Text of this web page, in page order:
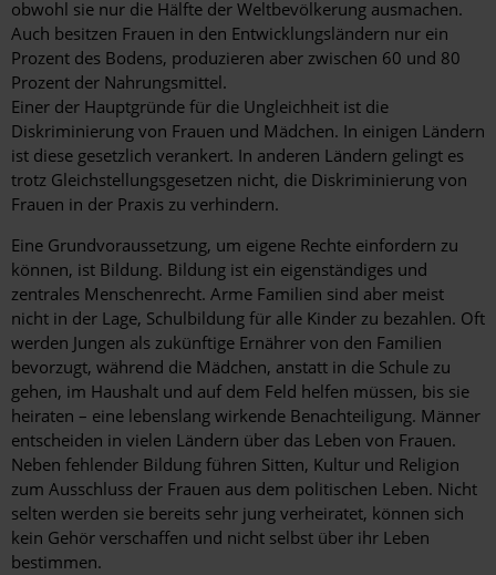
obwohl sie nur die Hälfte der Weltbevölkerung ausmachen.
Auch besitzen Frauen in den Entwicklungsländern nur ein
Prozent des Bodens, produzieren aber zwischen 60 und 80
Prozent der Nahrungsmittel.
Einer der Hauptgründe für die Ungleichheit ist die
Diskriminierung von Frauen und Mädchen. In einigen Ländern
ist diese gesetzlich verankert. In anderen Ländern gelingt es
trotz Gleichstellungsgesetzen nicht, die Diskriminierung von
Frauen in der Praxis zu verhindern.
Eine Grundvoraussetzung, um eigene Rechte einfordern zu
können, ist Bildung. Bildung ist ein eigenständiges und
zentrales Menschenrecht. Arme Familien sind aber meist
nicht in der Lage, Schulbildung für alle Kinder zu bezahlen. Oft
werden Jungen als zukünftige Ernährer von den Familien
bevorzugt, während die Mädchen, anstatt in die Schule zu
gehen, im Haushalt und auf dem Feld helfen müssen, bis sie
heiraten – eine lebenslang wirkende Benachteiligung. Männer
entscheiden in vielen Ländern über das Leben von Frauen.
Neben fehlender Bildung führen Sitten, Kultur und Religion
zum Ausschluss der Frauen aus dem politischen Leben. Nicht
selten werden sie bereits sehr jung verheiratet, können sich
kein Gehör verschaffen und nicht selbst über ihr Leben
bestimmen.